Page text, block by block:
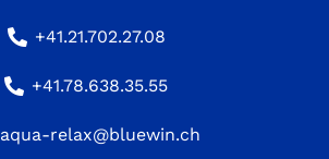
+41.21.702.27.08
+41.78.638.35.55
aqua-relax@bluewin.ch